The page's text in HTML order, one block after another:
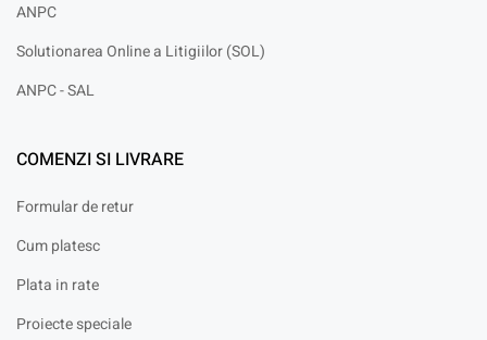
ANPC
Solutionarea Online a Litigiilor (SOL)
ANPC - SAL
COMENZI SI LIVRARE
Formular de retur
Cum platesc
Plata in rate
Proiecte speciale